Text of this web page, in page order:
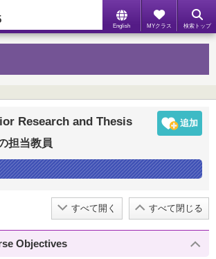
English MYクラス 検索トップ
Research and Thesis
担当教員
すべて開く すべて閉じる
Objectives